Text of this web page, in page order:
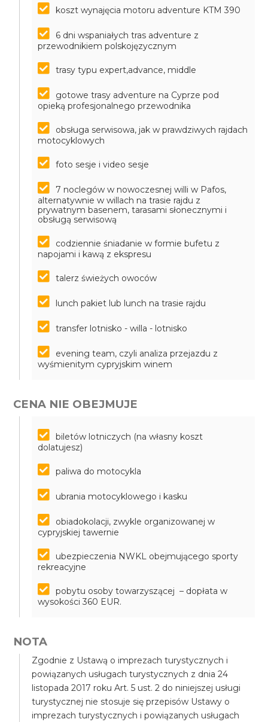
koszt wynajęcia motoru adventure KTM 390
6 dni wspaniałych tras adventure z
przewodnikiem polskojęzycznym
trasy typu expert,advance, middle
gotowe trasy adventure na Cyprze pod
opieką profesjonalnego przewodnika
obsługa serwisowa, jak w prawdziwych rajdach
motocyklowych
foto sesje i video sesje
7 noclegów w nowoczesnej willi w Pafos,
alternatywnie w willach na trasie rajdu z
prywatnym basenem, tarasami słonecznymi i
obsługą serwisową
codziennie śniadanie w formie bufetu z
napojami i kawą z ekspresu
talerz świeżych owoców
lunch pakiet lub lunch na trasie rajdu
transfer lotnisko - willa - lotnisko
evening team, czyli analiza przejazdu z
wyśmienitym cypryjskim winem
CENA NIE OBEJMUJE
biletów lotniczych (na własny koszt
dolatujesz)
paliwa do motocykla
ubrania motocyklowego i kasku
obiadokolacji, zwykle organizowanej w
cypryjskiej tawernie
ubezpieczenia NWKL obejmującego sporty
rekreacyjne
pobytu osoby towarzyszącej – dopłata w
wysokości 360 EUR.
NOTA
Zgodnie z Ustawą o imprezach turystycznych i
powiązanych usługach turystycznych z dnia 24
listopada 2017 roku Art. 5 ust. 2 do niniejszej usługi
turystycznej nie stosuje się przepisów Ustawy o
imprezach turystycznych i powiązanych usługach